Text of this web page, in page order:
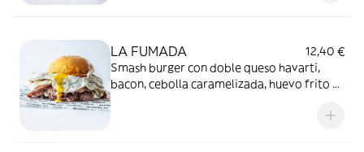
LA FUMADA
12,40 €
Smash burger con doble queso havarti,
bacon, cebolla caramelizada, huevo frito y